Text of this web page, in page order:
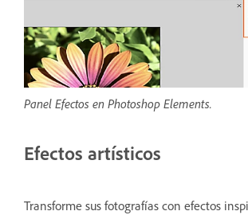
Panel Efectos en Photoshop Elements.
Efectos artísticos
Transforme sus fotografías con efectos